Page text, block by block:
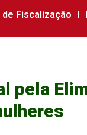
de Fiscalização
pela